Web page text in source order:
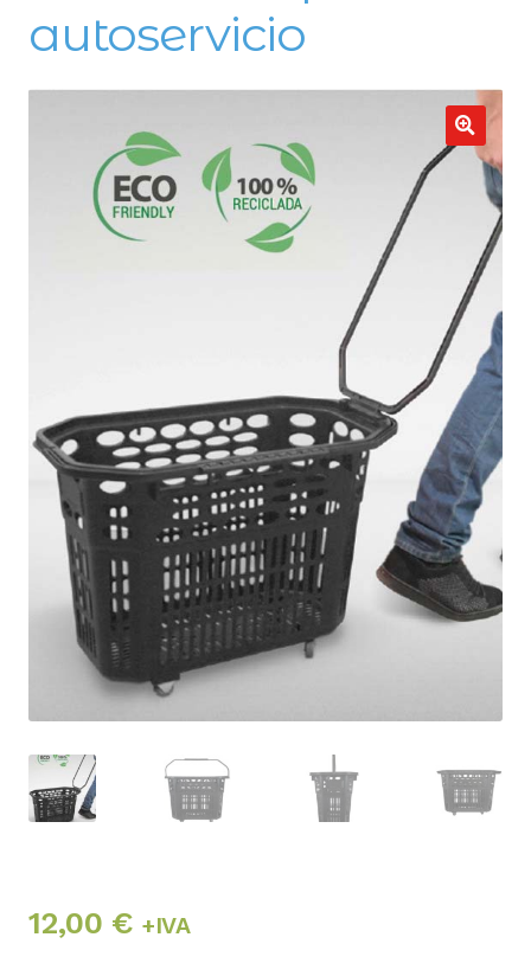
autoservicio
12,00 € +IVA